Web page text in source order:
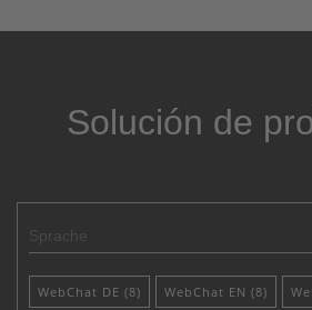
Solución de
Sprache
WebChat DE (8) WebChat EN (8)